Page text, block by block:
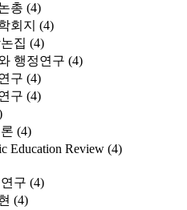
총 (4)
회지 (4)
집 (4)
행정연구 (4)
구 (4)
구 (4)
(4)
Education Review (4)
구 (4)
(4)